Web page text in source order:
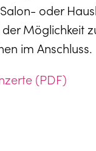
oder
Möglichkeit
im Anschluss.
(PDF)